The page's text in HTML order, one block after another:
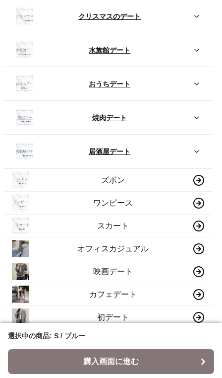
選択中の商品: S / ブルー
購入画面に進む
選択中の商品: S / ブルー
購入画面に進む
クリスマスのデート
水族館デート
おうちデート
焼肉デート
居酒屋デート
ズボン
ワンピース
スカート
オフィスカジュアル
映画デート
カフェデート
初デート
ディナー・レストラン